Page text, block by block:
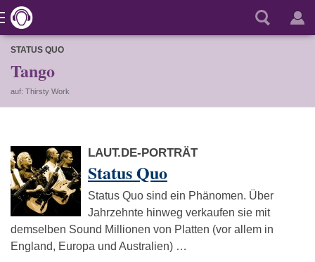
STATUS QUO
Tango
auf: Thirsty Work
LAUT.DE-PORTRÄT
Status Quo
Status Quo sind ein Phänomen. Über
Jahrzehnte hinweg verkaufen sie mit
demselben Sound Millionen von Platten (vor allem in
England, Europa und Australien) …